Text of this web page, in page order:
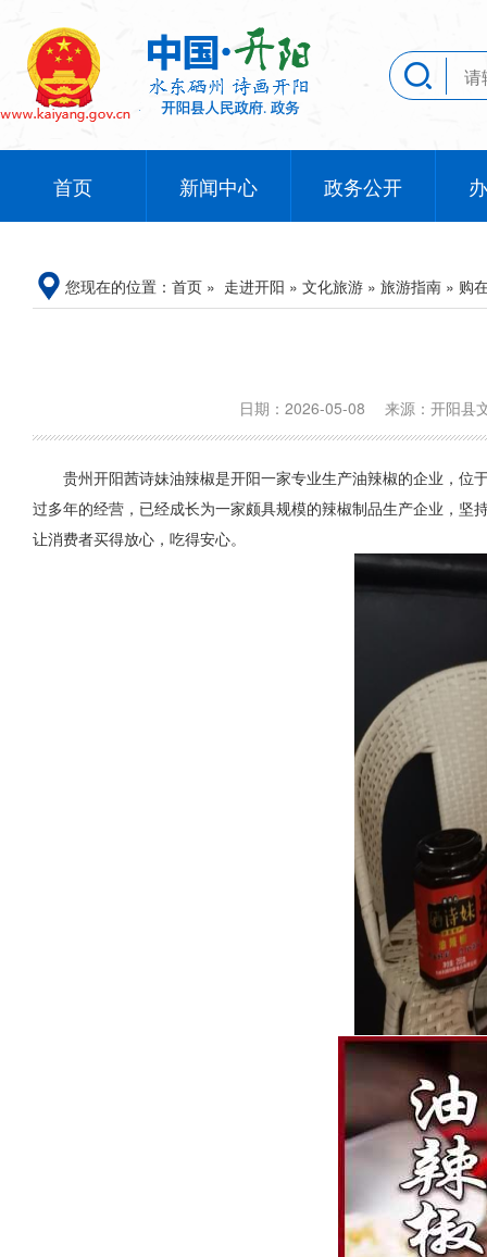
首页 新闻中心 政务公开
您现在的位置： 首页 » 走进开阳 » 文化旅游 » 旅游指南 » 购
日期：2026-05-08 来源：开阳
贵州开阳茜诗妹油辣椒‌是开阳一家专业生产油辣椒的企业，
过多年的经营，已经成长为一家颇具规模的辣椒制品生产企业，坚
让消费者买得放心，吃得安心。